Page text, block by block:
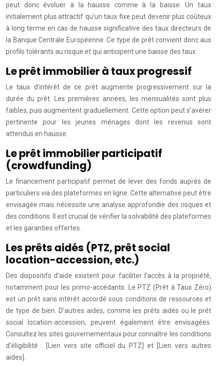
peut donc évoluer à la hausse comme à la baisse. Un taux
initialement plus attractif qu’un taux fixe peut devenir plus coûteux
à long terme en cas de hausse significative des taux directeurs de
la Banque Centrale Européenne. Ce type de prêt convient donc aux
profils tolérants au risque et qui anticipent une baisse des taux.
Le prêt immobilier à taux progressif
Le taux d’intérêt de ce prêt augmente progressivement sur la
durée du prêt. Les premières années, les mensualités sont plus
faibles, puis augmentent graduellement. Cette option peut s’avérer
pertinente pour les jeunes ménages dont les revenus sont
attendus en hausse.
Le prêt immobilier participatif
(crowdfunding)
Le financement participatif permet de lever des fonds auprès de
particuliers via des plateformes en ligne. Cette alternative peut être
envisagée mais nécessite une analyse approfondie des risques et
des conditions. Il est crucial de vérifier la solvabilité des plateformes
et les garanties offertes.
Les prêts aidés (PTZ, prêt social
location-accession, etc.)
Des dispositifs d’aide existent pour faciliter l’accès à la propriété,
notamment pour les primo-accédants. Le PTZ (Prêt à Taux Zéro)
est un prêt sans intérêt accordé sous conditions de ressources et
de type de bien. D’autres aides, comme les prêts aidés ou le prêt
social location-accession, peuvent également être envisagées.
Consultez les sites gouvernementaux pour connaître les conditions
d’éligibilité : [Lien vers site officiel du PTZ] et [Lien vers autres
aides].